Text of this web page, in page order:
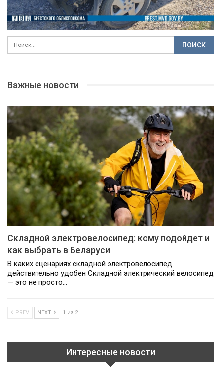
Важные новости
Складной электровелосипед: кому подойдет и
как выбрать в Беларуси
В каких сценариях складной электровелосипед
действительно удобен Складной электрический велосипед
— это не просто…
PREV NEXT 1 из 2
Интересные новости